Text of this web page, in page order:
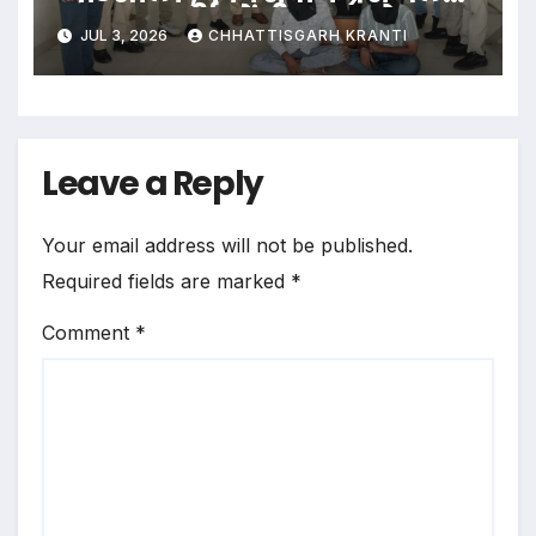
रहा था जाली करेंसी का कारोबार, 2
गिरफ्तार
JUL 3, 2026 CHHATTISGARH KRANTI
Leave a Reply
Your email address will not be published.
Required fields are marked *
Comment *